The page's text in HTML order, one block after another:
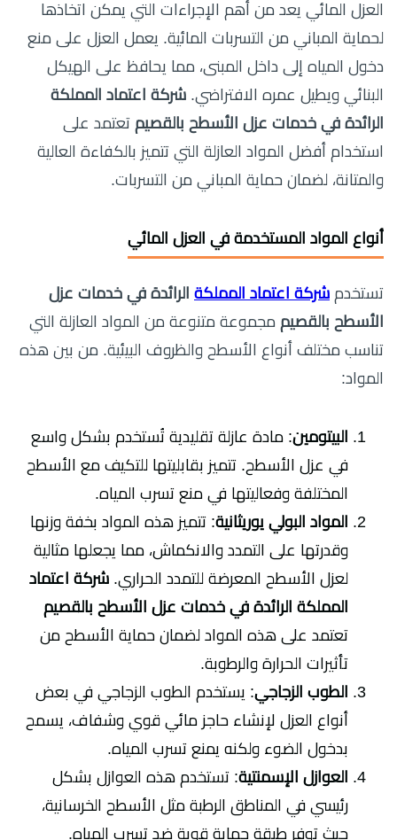
العزل المائي يعد من أهم الإجراءات التي يمكن اتخاذها
لحماية المباني من التسربات المائية. يعمل العزل على منع
دخول المياه إلى داخل المبنى، مما يحافظ على الهيكل
البنائي ويطيل عمره الافتراضي. شركة اعتماد المملكة
الرائدة في خدمات عزل الأسطح بالقصيم تعتمد على
استخدام أفضل المواد العازلة التي تتميز بالكفاءة العالية
والمتانة، لضمان حماية المباني من التسربات.
أنواع المواد المستخدمة في العزل المائي
تستخدم شركة اعتماد المملكة الرائدة في خدمات عزل
الأسطح بالقصيم مجموعة متنوعة من المواد العازلة التي
تناسب مختلف أنواع الأسطح والظروف البيئية. من بين هذه
المواد:
البيتومين: مادة عازلة تقليدية تُستخدم بشكل واسع
في عزل الأسطح. تتميز بقابليتها للتكيف مع الأسطح
المختلفة وفعاليتها في منع تسرب المياه.
المواد البولي يوريثانية: تتميز هذه المواد بخفة وزنها
وقدرتها على التمدد والانكماش، مما يجعلها مثالية
لعزل الأسطح المعرضة للتمدد الحراري. شركة اعتماد
المملكة الرائدة في خدمات عزل الأسطح بالقصيم
تعتمد على هذه المواد لضمان حماية الأسطح من
تأثيرات الحرارة والرطوبة.
الطوب الزجاجي: يستخدم الطوب الزجاجي في بعض
أنواع العزل لإنشاء حاجز مائي قوي وشفاف، يسمح
بدخول الضوء ولكنه يمنع تسرب المياه.
العوازل الإسمنتية: تستخدم هذه العوازل بشكل
رئيسي في المناطق الرطبة مثل الأسطح الخرسانية،
حيث توفر طبقة حماية قوية ضد تسرب المياه.